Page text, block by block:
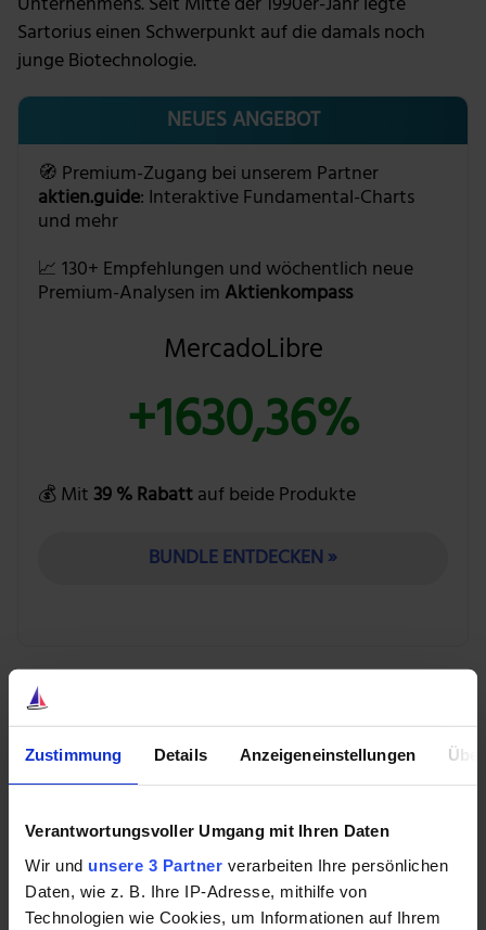
Zustimmung Details Anzeigeneinstellungen
Verantwortungsvoller Umgang mit Ihren Daten
Wir und unsere 3 Partner verarbeiten Ihre persönlichen
Daten, wie z. B. Ihre IP-Adresse, mithilfe von
Technologien wie Cookies, um Informationen auf Ihrem
Sartorius einen Schwerpunkt auf die damals noch
junge Biotechnologie.
NEUES ANGEBOT
🧭 Premium-Zugang bei unserem Partner
aktien.guide: Interaktive Fundamental-Charts
und mehr
📈 130+ Empfehlungen und wöchentlich neue
Premium-Analysen im Aktienkompass
MercadoLibre
+1630,36%
💰 Mit 39 % Rabattauf beide Produkte
BUNDLE ENTDECKEN »
Heute sitzt Sartorius nach wie vor in Göttingen und
beschäftigt weltweit knapp 12.000 Mitarbeiter. Die
Produkte des Unternehmens helfen der
biopharmazeutischen Industrie bei der Entwicklung
und Herstellung von Medikamenten. Zur
Produktpalette zählen medizinische Geräte wie
Filtrationssysteme, Laborwaagen und Bioreaktoren
sowie Verbrauchsmaterialien wie Pipetten und
Laborfilter.